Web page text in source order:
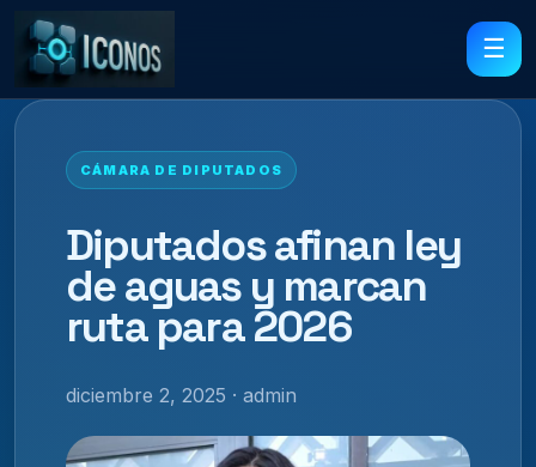
☰
CÁMARA DE DIPUTADOS
Diputados afinan ley
de aguas y marcan
ruta para 2026
diciembre 2, 2025 · admin